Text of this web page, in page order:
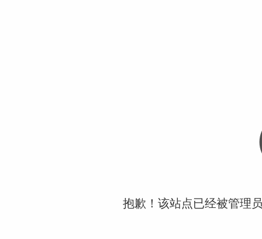
抱歉！该站点已经被管理